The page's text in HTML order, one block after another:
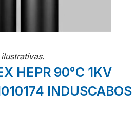
HEPR 90°C 1KV
INDUSCABOS